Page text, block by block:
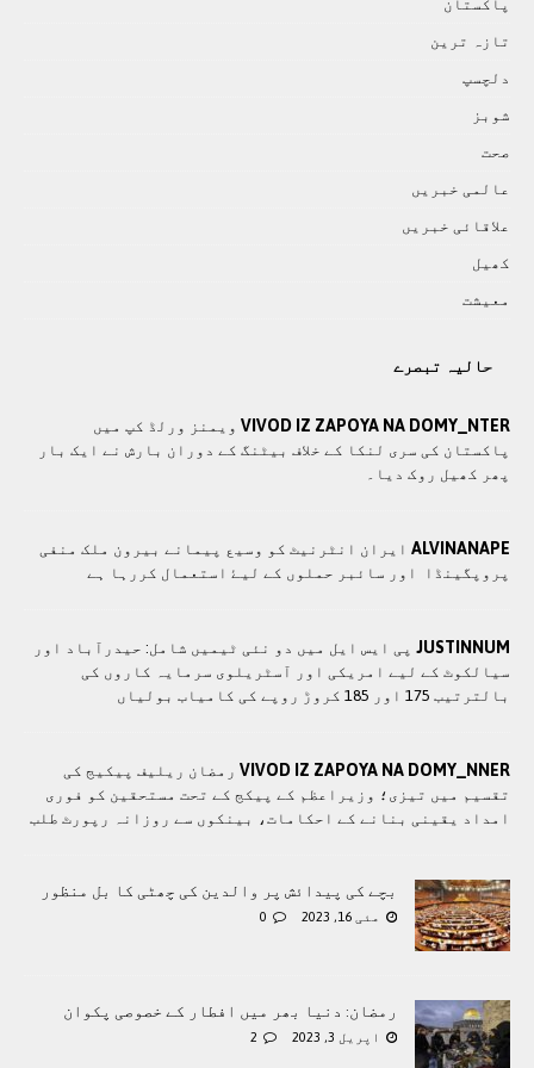
پاکستان
تازہ ترين
دلچسپ
شوبز
صحت
عالمی خبريں
علاقائی خبريں
کھيل
معيشت
حالیہ تبصرے
VIVOD IZ ZAPOYA NA DOMY_NTER ویمنز ورلڈ کپ میں
پاکستان کی سری لنکا کے خلاف بیٹنگ کے دوران بارش نے ایک بار
پھر کھیل روک دیا۔
ALVINANAPE ايران انٹرنيٹ کو وسيع پيمانے بيرون ملک منفی
پروپگينڈا اور سائبر حملوں کے ليۓ استعمال کررہا ہے
JUSTINNUM پی ایس ایل میں دو نئی ٹیمیں شامل: حیدرآباد اور
سیالکوٹ کے لیے امریکی اور آسٹریلوی سرمایہ کاروں کی
بالترتیب 175 اور 185 کروڑ روپے کی کامیاب بولیاں
VIVOD IZ ZAPOYA NA DOMY_NNER رمضان ریلیف پیکیج کی
تقسیم میں تیزی؛ وزیراعظم کے پیکج کے تحت مستحقین کو فوری
امداد یقینی بنانے کے احکامات، بینکوں سے روزانہ رپورٹ طلب
بچے کی پیدائش پر والدین کی چھٹی کا بل منظور
مئی 16, 2023 0
رمضان: دنیا بھر میں افطار کے خصوصی پکوان
اپریل 3, 2023 2